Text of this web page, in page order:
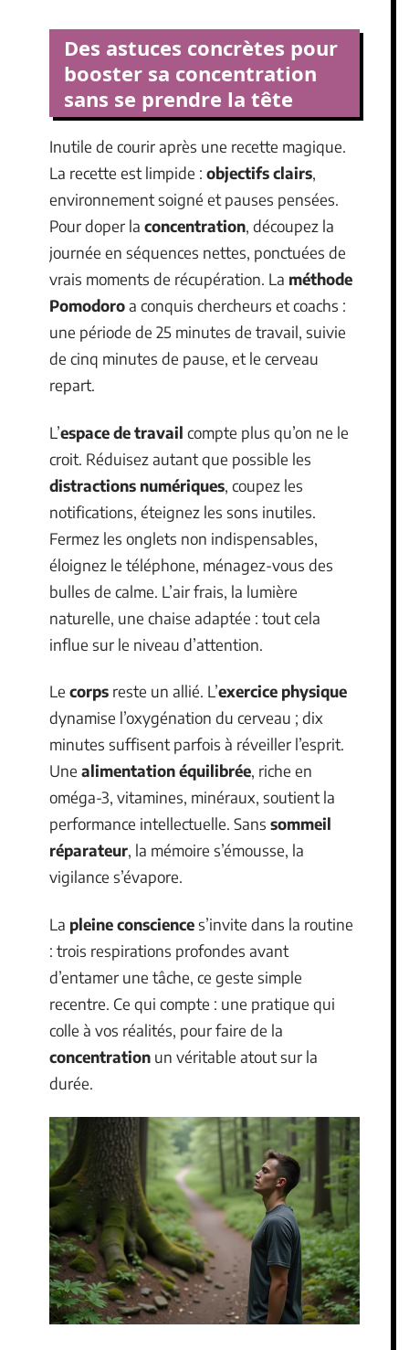
Des astuces concrètes pour
booster sa concentration
sans se prendre la tête
Inutile de courir après une recette magique.
La recette est limpide : objectifs clairs,
environnement soigné et pauses pensées.
Pour doper la concentration, découpez la
journée en séquences nettes, ponctuées de
vrais moments de récupération. La méthode
Pomodoroa conquis chercheurs et coachs :
une période de 25 minutes de travail, suivie
de cinq minutes de pause, et le cerveau
repart.
L’espace de travail compte plus qu’on ne le
croit. Réduisez autant que possible les
distractions numériques, coupez les
notifications, éteignez les sons inutiles.
Fermez les onglets non indispensables,
éloignez le téléphone, ménagez-vous des
bulles de calme. L’air frais, la lumière
naturelle, une chaise adaptée : tout cela
influe sur le niveau d’attention.
Le corps reste un allié. L’exercice physique
dynamise l’oxygénation du cerveau ; dix
minutes suffisent parfois à réveiller l’esprit.
Une alimentation équilibrée, riche en
oméga-3, vitamines, minéraux, soutient la
performance intellectuelle. Sans sommeil
réparateur, la mémoire s’émousse, la
vigilance s’évapore.
La pleine consciences’invite dans la routine
: trois respirations profondes avant
d’entamer une tâche, ce geste simple
recentre. Ce qui compte : une pratique qui
colle à vos réalités, pour faire de la
concentration un véritable atout sur la
durée.